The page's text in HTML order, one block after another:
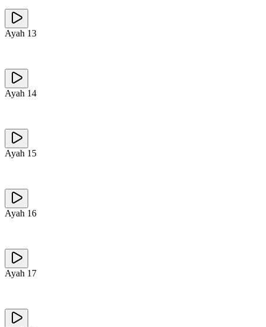
Ayah 13
Ayah 14
Ayah 15
Ayah 16
Ayah 17